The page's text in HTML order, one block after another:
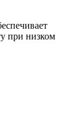
при низком